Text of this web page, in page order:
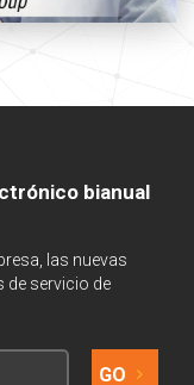
bianual
las nuevas
de servicio de